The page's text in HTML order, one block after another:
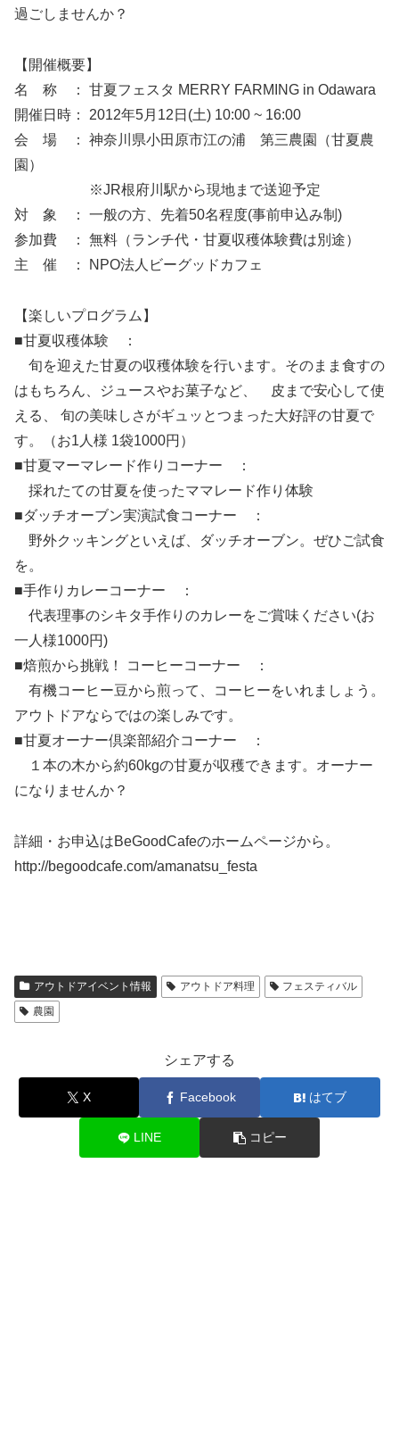
過ごしませんか？
【開催概要】
名 称 ： 甘夏フェスタ MERRY FARMING in Odawara
開催日時： 2012年5月12日(土) 10:00 ~ 16:00
会 場 ： 神奈川県小田原市江の浦 第三農園（甘夏農
園）
※JR根府川駅から現地まで送迎予定
対 象 ： 一般の方、先着50名程度(事前申込み制)
参加費 ： 無料（ランチ代・甘夏収穫体験費は別途）
主 催 ： NPO法人ビーグッドカフェ
【楽しいプログラム】
■甘夏収穫体験 ：
旬を迎えた甘夏の収穫体験を行います。そのまま食すの
はもちろん、ジュースやお菓子など、 皮まで安心して使
える、 旬の美味しさがギュッとつまった大好評の甘夏で
す。（お1人様 1袋1000円）
■甘夏マーマレード作りコーナー ：
採れたての甘夏を使ったママレード作り体験
■ダッチオーブン実演試食コーナー ：
野外クッキングといえば、ダッチオーブン。ぜひご試食
を。
■手作りカレーコーナー ：
代表理事のシキタ手作りのカレーをご賞味ください(お
一人様1000円)
■焙煎から挑戦！ コーヒーコーナー ：
有機コーヒー豆から煎って、コーヒーをいれましょう。
アウトドアならではの楽しみです。
■甘夏オーナー倶楽部紹介コーナー ：
１本の木から約60kgの甘夏が収穫できます。オーナー
になりませんか？
詳細・お申込はBeGoodCafeのホームページから。
http://begoodcafe.com/amanatsu_festa
アウトドアイベント情報 アウトドア料理
フェスティバル
農園
シェアする
X Facebook はてブ
LINE コピー